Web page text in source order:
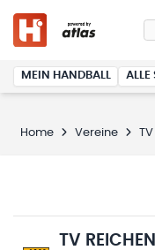
MEIN HANDBALL ALLE
Home Vereine
TV